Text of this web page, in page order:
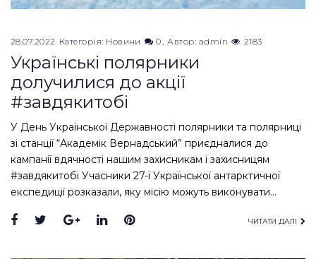
28.07.2022 Категорія: Новини 0 Автор: admin 2183
Українські полярники
долучилися до акції
#завдякитобі
У День Української Державності полярники та полярниці
зі станції “Академік Вернадський” приєдналися до
кампанії вдячності нашим захисникам і захисницям
#завдякитобі Учасники 27-ї Української антарктичної
експедиції розказали, яку місію можуть виконувати…
Facebook
TwitterGoogle+
LinkedInPinterest ЧИТАТИ ДАЛІ